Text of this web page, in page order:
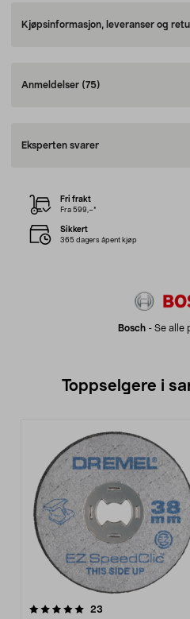
Kjøpsinformasjon, leveranser og
Anmeldelser (75)
Eksperten svarer
Bosch- Se alle
Fri frakt
Fra 599,–*
Sikkert
365 dagers åpent kjøp
Toppselgere i
23
4.5 av 5 stjerner